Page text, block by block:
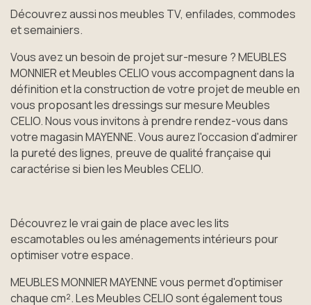
Découvrez aussi nos meubles TV, enfilades, commodes
et semainiers.
Vous avez un besoin de projet sur-mesure ? MEUBLES
MONNIER et Meubles CELIO vous accompagnent dans la
définition et la construction de votre projet de meuble en
vous proposant les dressings sur mesure Meubles
CELIO. Nous vous invitons à prendre rendez-vous dans
votre magasin MAYENNE. Vous aurez l'occasion d'admirer
la pureté des lignes, preuve de qualité française qui
caractérise si bien les Meubles CELIO.
Découvrez le vrai gain de place avec les lits
escamotables ou les aménagements intérieurs pour
optimiser votre espace.
MEUBLES MONNIER MAYENNE vous permet d'optimiser
chaque cm². Les Meubles CELIO sont également tous